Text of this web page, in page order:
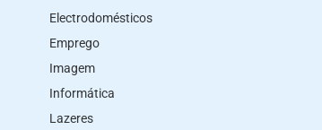
Electrodomésticos
Emprego
Imagem
Informática
Lazeres